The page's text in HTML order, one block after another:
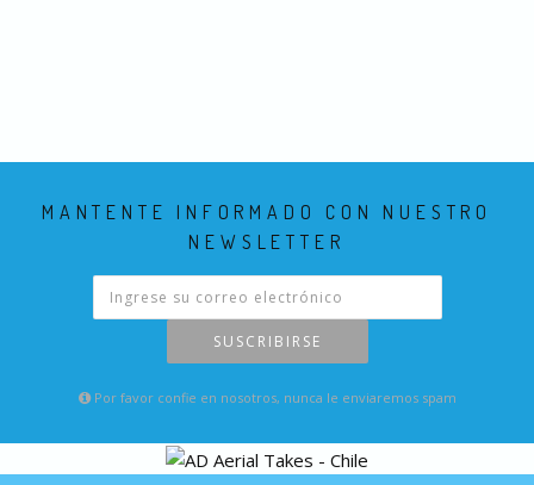
MANTENTE INFORMADO CON NUESTRO
NEWSLETTER
SUSCRIBIRSE
Por favor confie en nosotros, nunca le enviaremos spam